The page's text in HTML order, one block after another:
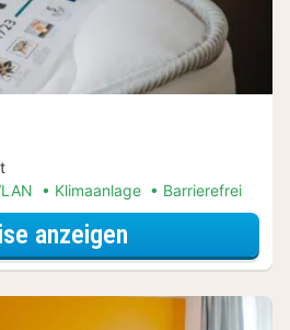
Klimaanlage Barrierefrei
anzeigen